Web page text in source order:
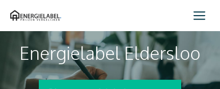
naar
Energielabel Eldersloo